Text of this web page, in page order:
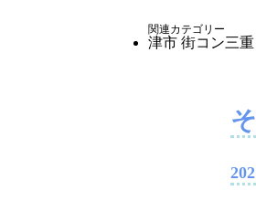
関連カテゴリー
津市 街コン三重